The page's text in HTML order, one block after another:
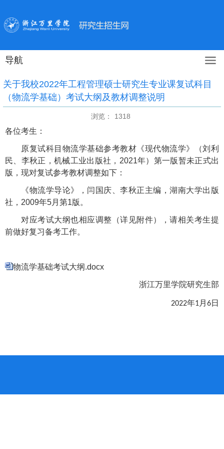
导航
关于我校2022年工程管理硕士研究生专业课复试科目
（物流学基础）考试大纲及教材调整说明
浏览： 1318
各位考生：
原复试科目物流学基础参考教材《现代物流学》（刘利
民、李秋正，机械工业出版社， 2021年）第一版暂未正式出
版，现对复试参考教材调整如下：
《物流学导论》，闫国庆、李秋正主编，湖南大学出版
社， 2009年5月第1版。
对应考试大纲也相应调整（详见附件），请相关考生提
前做好复习备考工作。
物流学基础考试大纲.docx
浙江万里学院研究生部
2022年1月 6日